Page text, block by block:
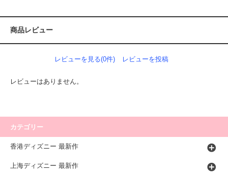
商品レビュー
レビューを見る(0件) レビューを投稿
レビューはありません。
カテゴリー
香港ディズニー 最新作
上海ディズニー 最新作